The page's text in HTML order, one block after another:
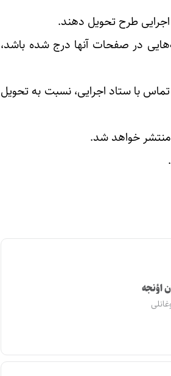
در صفحات آنها درج شده باشد،
با ستاد اجرایی‌، نسبت به تحویل
اؤنجه